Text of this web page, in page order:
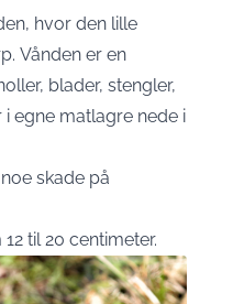
hvor den lille
Vånden er en
blader, stengler,
egne matlagre nede i
skade på
til 20 centimeter.